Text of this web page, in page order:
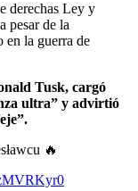
derechas Ley y
pesar de la
en la guerra de
Tusk, cargó
ultra” y advirtió
🔥